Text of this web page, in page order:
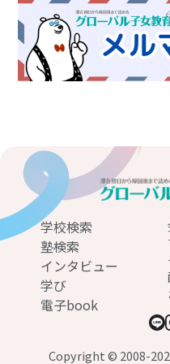
学校検索
塾検索
インタビュー
学び
電子book
Copyright © 2008-